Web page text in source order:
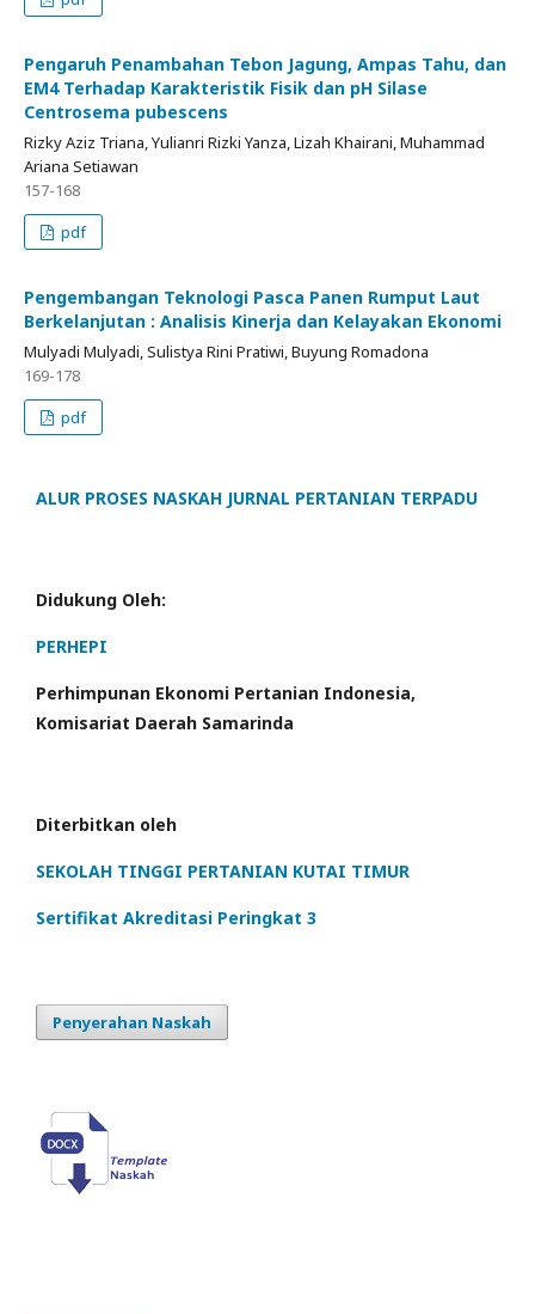
Pengaruh Penambahan Tebon Jagung, Ampas Tahu, dan
EM4 Terhadap Karakteristik Fisik dan pH Silase
Centrosema pubescens
Rizky Aziz Triana, Yulianri Rizki Yanza, Lizah Khairani, Muhammad
Ariana Setiawan
157-168
pdf
Pengembangan Teknologi Pasca Panen Rumput Laut
Berkelanjutan : Analisis Kinerja dan Kelayakan Ekonomi
Mulyadi Mulyadi, Sulistya Rini Pratiwi, Buyung Romadona
169-178
pdf
ALUR PROSES NASKAH JURNAL PERTANIAN TERPADU
Didukung Oleh:
PERHEPI
Perhimpunan Ekonomi Pertanian Indonesia,
Komisariat Daerah Samarinda
Diterbitkan oleh
SEKOLAH TINGGI PERTANIAN KUTAI TIMUR
Sertifikat Akreditasi Peringkat 3
Penyerahan Naskah